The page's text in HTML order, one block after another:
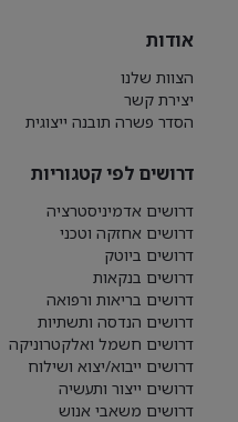
אודות
הצוות שלנו
יצירת קשר
הסדר פשרה תובנה ייצוגית
דרושים לפי קטגוריות
דרושים אדמיניסטרציה
דרושים אחזקה וטכני
דרושים ביוטק
דרושים בנקאות
דרושים בריאות ורפואה
דרושים הנדסה ותשתיות
דרושים חשמל ואלקטרוניקה
דרושים ייבוא/יצוא ושילוח
דרושים ייצור ותעשיה
דרושים משאבי אנוש